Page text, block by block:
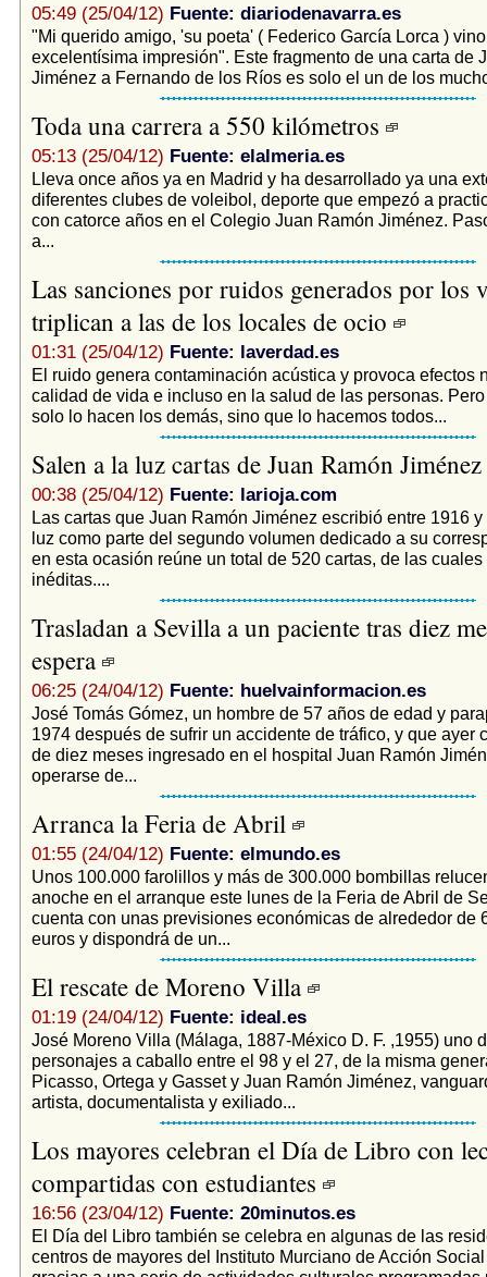
05:49 (25/04/12) Fuente: diariodenavarra.es
"Mi querido amigo, 'su poeta' ( Federico García Lorca )
excelentísima impresión". Este fragmento de una carta de
Jiménez a Fernando de los Ríos es solo el un de los
Toda una carrera a 550 kilómetros
05:13 (25/04/12) Fuente: elalmeria.es
Lleva once años ya en Madrid y ha desarrollado ya una
diferentes clubes de voleibol, deporte que empezó a
con catorce años en el Colegio Juan Ramón Jiménez.
a...
Las sanciones por ruidos generados por los
triplican a las de los locales de ocio
01:31 (25/04/12) Fuente: laverdad.es
El ruido genera contaminación acústica y provoca efectos
calidad de vida e incluso en la salud de las personas.
solo lo hacen los demás, sino que lo hacemos todos...
Salen a la luz cartas de Juan Ramón Jiménez
00:38 (25/04/12) Fuente: larioja.com
Las cartas que Juan Ramón Jiménez escribió entre 1916
luz como parte del segundo volumen dedicado a su
en esta ocasión reúne un total de 520 cartas, de las cuales
inéditas....
Trasladan a Sevilla a un paciente tras diez
espera
06:25 (24/04/12) Fuente: huelvainformacion.es
José Tomás Gómez, un hombre de 57 años de edad y
1974 después de sufrir un accidente de tráfico, y que ayer
de diez meses ingresado en el hospital Juan Ramón
operarse de...
Arranca la Feria de Abril
01:55 (24/04/12) Fuente: elmundo.es
Unos 100.000 farolillos y más de 300.000 bombillas
anoche en el arranque este lunes de la Feria de Abril de
cuenta con unas previsiones económicas de alrededor de
euros y dispondrá de un...
El rescate de Moreno Villa
01:19 (24/04/12) Fuente: ideal.es
José Moreno Villa (Málaga, 1887-México D. F. ,1955) uno
personajes a caballo entre el 98 y el 27, de la misma
Picasso, Ortega y Gasset y Juan Ramón Jiménez,
artista, documentalista y exiliado...
Los mayores celebran el Día de Libro con
compartidas con estudiantes
16:56 (23/04/12) Fuente: 20minutos.es
El Día del Libro también se celebra en algunas de las
centros de mayores del Instituto Murciano de Acción